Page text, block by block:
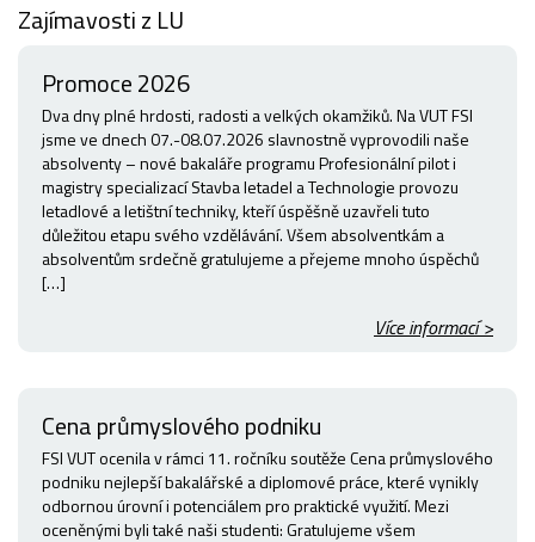
Zajímavosti z LU
Promoce 2026
Dva dny plné hrdosti, radosti a velkých okamžiků. Na VUT FSI
jsme ve dnech 07.-08.07.2026 slavnostně vyprovodili naše
absolventy – nové bakaláře programu Profesionální pilot i
magistry specializací Stavba letadel a Technologie provozu
letadlové a letištní techniky, kteří úspěšně uzavřeli tuto
důležitou etapu svého vzdělávání. Všem absolventkám a
absolventům srdečně gratulujeme a přejeme mnoho úspěchů
[…]
Více informací >
Cena průmyslového podniku
FSI VUT ocenila v rámci 11. ročníku soutěže Cena průmyslového
podniku nejlepší bakalářské a diplomové práce, které vynikly
odbornou úrovní i potenciálem pro praktické využití. Mezi
oceněnými byli také naši studenti: Gratulujeme všem